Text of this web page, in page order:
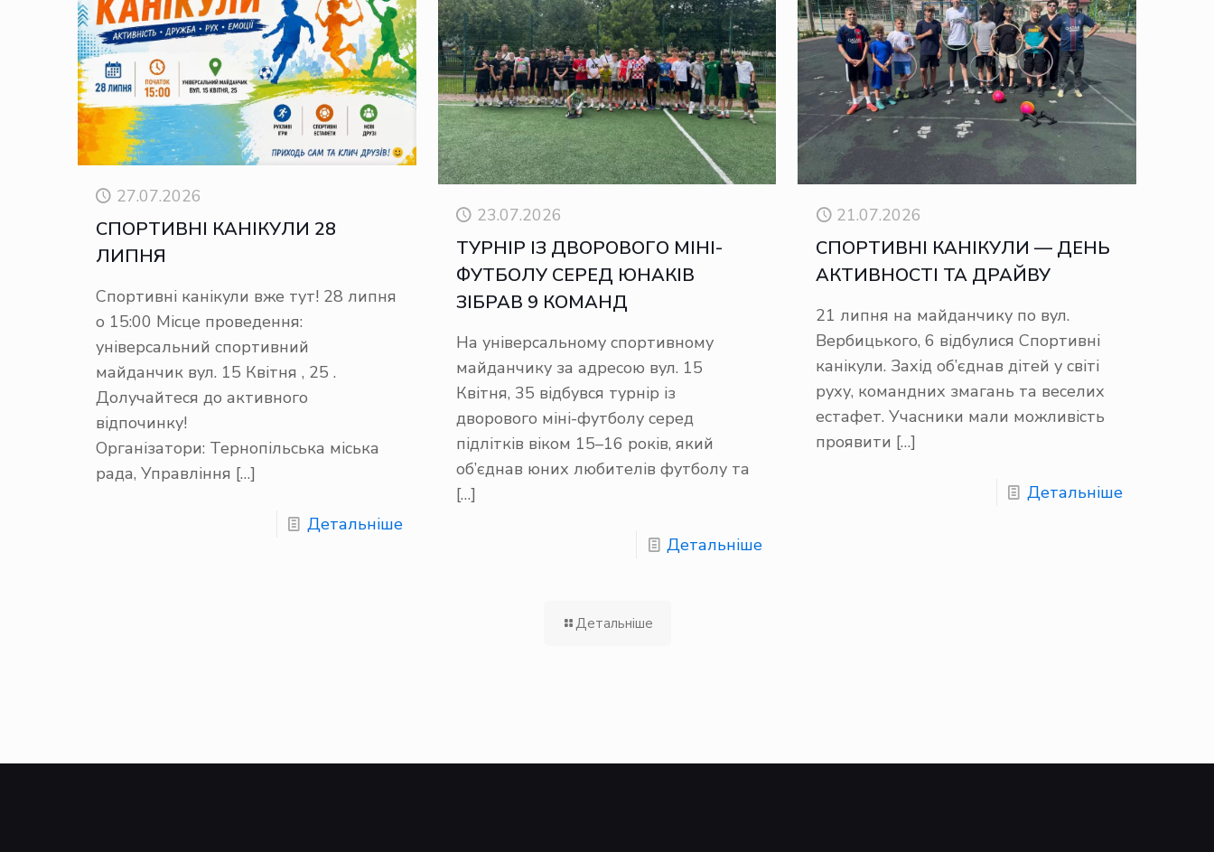
27.07.2026
СПОРТИВНІ КАНІКУЛИ 28
ЛИПНЯ
Спортивні канікули вже тут! 28 липня
о 15:00 Місце проведення:
універсальний спортивний
майданчик вул. 15 Квітня , 25 .
Долучайтеся до активного
відпочинку!
Організатори: Тернопільська міська
рада, Управління […]
Детальніше
23.07.2026
ТУРНІР ІЗ ДВОРОВОГО МІНІ-
ФУТБОЛУ СЕРЕД ЮНАКІВ
ЗІБРАВ 9 КОМАНД
На універсальному спортивному
майданчику за адресою вул. 15
Квітня, 35 відбувся турнір із
дворового міні-футболу серед
підлітків віком 15–16 років, який
об’єднав юних любителів футболу та
[…]
Детальніше
21.07.2026
СПОРТИВНІ КАНІКУЛИ — ДЕНЬ
АКТИВНОСТІ ТА ДРАЙВУ
21 липня на майданчику по вул.
Вербицького, 6 відбулися Спортивні
канікули. Захід об’єднав дітей у світі
руху, командних змагань та веселих
естафет. Учасники мали можливість
проявити […]
Детальніше
Детальніше